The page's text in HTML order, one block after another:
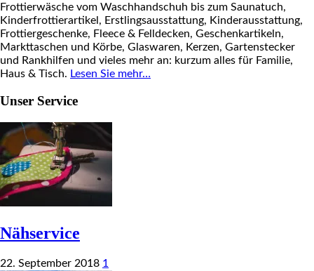
Frottierwäsche vom Waschhandschuh bis zum Saunatuch,
Kinderfrottierartikel, Erstlingsausstattung, Kinderausstattung,
Frottiergeschenke, Fleece & Felldecken, Geschenkartikeln,
Markttaschen und Körbe, Glaswaren, Kerzen, Gartenstecker
und Rankhilfen und vieles mehr an: kurzum alles für Familie,
Haus & Tisch. Lesen Sie mehr…
Unser Service
Nähservice
22. September 2018 1